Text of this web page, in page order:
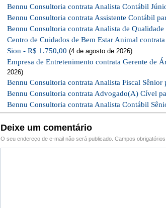
Bennu Consultoria contrata Analista Contábil
Bennu Consultoria contrata Assistente Contábil
Bennu Consultoria contrata Analista de Qualidade
Centro de Cuidados de Bem Estar Animal
Sion - R$ 1.750,00 (4 de agosto de 2026)
Empresa de Entretenimento contrata Gerente de
2026)
Bennu Consultoria contrata Analista Fiscal Sênior
Bennu Consultoria contrata Advogado(A) Cível
Bennu Consultoria contrata Analista Contábil
Deixe um comentário
O seu endereço de e-mail não será publicado. Campos